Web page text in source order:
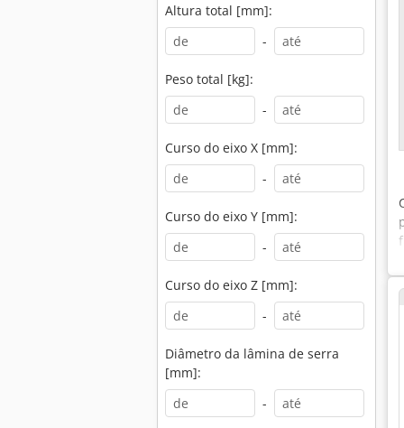
Altura total [mm]:
-
Peso total [kg]:
-
Curso do eixo X [mm]:
-
Curso do eixo Y [mm]:
-
Curso do eixo Z [mm]:
-
Diâmetro da lâmina de serra
[mm]:
-